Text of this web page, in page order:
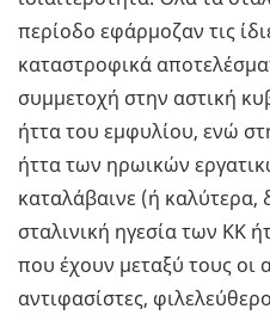
περίοδο εφάρμοζαν τις
καταστροφικά
συμμετοχή στην αστική
ήττα του εμφυλίου, ενώ
ήττα των ηρωικών
καταλάβαινε (ή καλύτερα,
σταλινική ηγεσία των ΚΚ
που έχουν μεταξύ τους οι
αντιφασίστες,